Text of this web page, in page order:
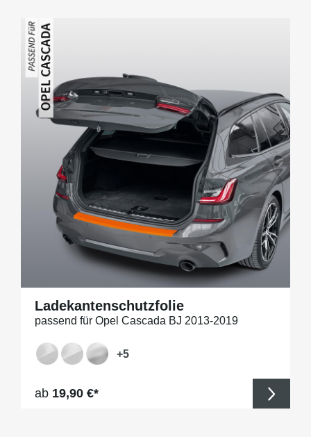
Ladekantenschutzfolie
passend für Opel Cascada BJ 2013-2019
+5
Regulärer Preis:
ab 19,90 €*